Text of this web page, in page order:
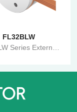
FL32BLW
FL32BLW Series External Rotor Brushless Motor